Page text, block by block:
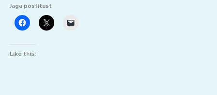
Jaga postitust
Like this: